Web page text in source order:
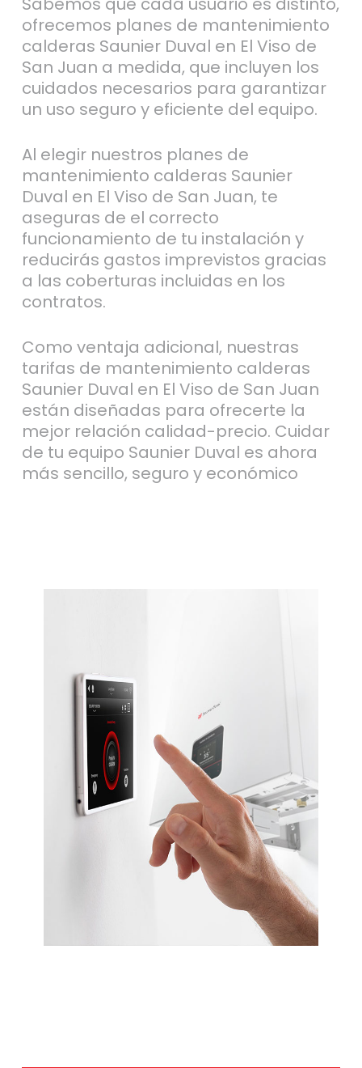
ofrecemos planes de mantenimiento
calderas Saunier Duval en El Viso de
San Juan a medida, que incluyen los
cuidados necesarios para garantizar
un uso seguro y eficiente del equipo.
Al elegir nuestros planes de
mantenimiento calderas Saunier
Duval en El Viso de San Juan, te
aseguras de el correcto
funcionamiento de tu instalación y
reducirás gastos imprevistos gracias
a las coberturas incluidas en los
contratos.
Como ventaja adicional, nuestras
tarifas de mantenimiento calderas
Saunier Duval en El Viso de San Juan
están diseñadas para ofrecerte la
mejor relación calidad-precio. Cuidar
de tu equipo Saunier Duval es ahora
más sencillo, seguro y económico